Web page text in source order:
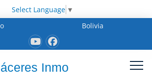
Select Language ▼
Bolivia
Inmo